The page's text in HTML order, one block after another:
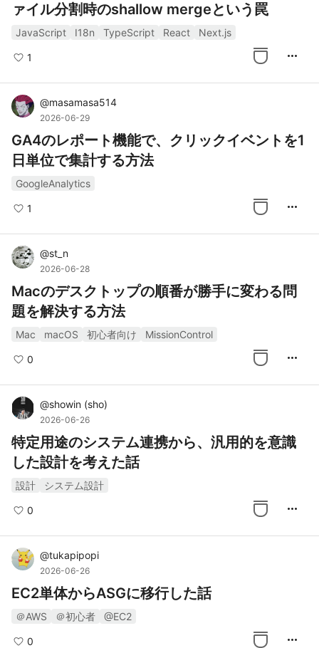
ァイル分割時のshallow mergeという罠
JavaScript I18n TypeScript React Next.js
1 more_horiz
@masamasa514
2026-06-29
GA4のレポート機能で、クリックイベントを1
日単位で集計する方法
GoogleAnalytics
1 more_horiz
@st_n
2026-06-28
Macのデスクトップの順番が勝手に変わる問
題を解決する方法
Mac macOS 初心者向け MissionControl
0 more_horiz
@showin (sho)
2026-06-26
特定用途のシステム連携から、汎用的を意識
した設計を考えた話
設計 システム設計
0 more_horiz
@tukapipopi
2026-06-26
EC2単体からASGに移行した話
＠AWS ＠初心者 @EC2
0 more_horiz